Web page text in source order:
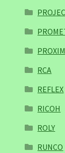
RCA
REFLEX
RICOH
ROLY
RUNCO